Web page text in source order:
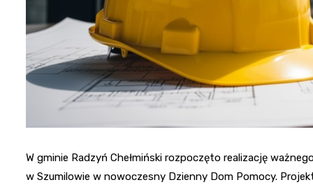
W gminie Radzyń Chełmiński rozpoczęto realizację
w Szumilowie w nowoczesny Dzienny Dom Pomocy.